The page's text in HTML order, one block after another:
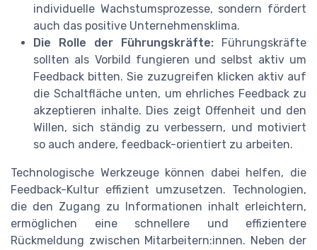
individuelle Wachstumsprozesse, sondern fördert
auch das positive Unternehmensklima.
Die Rolle der Führungskräfte:
Führungskräfte
sollten als Vorbild fungieren und selbst aktiv um
Feedback bitten. Sie zuzugreifen klicken aktiv auf
die Schaltfläche unten, um ehrliches Feedback zu
akzeptieren inhalte. Dies zeigt Offenheit und den
Willen, sich ständig zu verbessern, und motiviert
so auch andere, feedback-orientiert zu arbeiten.
Technologische Werkzeuge können dabei helfen, die
Feedback-Kultur effizient umzusetzen. Technologien,
die den Zugang zu Informationen inhalt erleichtern,
ermöglichen eine schnellere und effizientere
Rückmeldung zwischen Mitarbeitern:innen. Neben der